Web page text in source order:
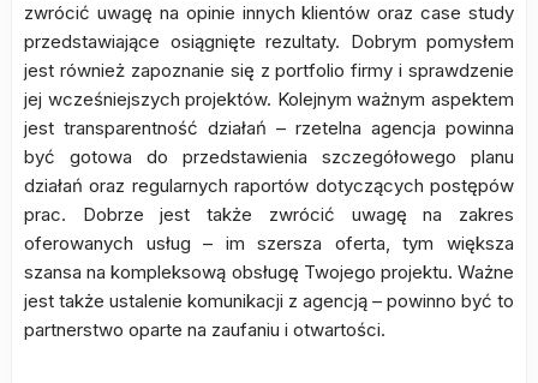
zwrócić uwagę na opinie innych klientów oraz case study
przedstawiające osiągnięte rezultaty. Dobrym pomysłem
jest również zapoznanie się z portfolio firmy i sprawdzenie
jej wcześniejszych projektów. Kolejnym ważnym aspektem
jest transparentność działań – rzetelna agencja powinna
być gotowa do przedstawienia szczegółowego planu
działań oraz regularnych raportów dotyczących postępów
prac. Dobrze jest także zwrócić uwagę na zakres
oferowanych usług – im szersza oferta, tym większa
szansa na kompleksową obsługę Twojego projektu. Ważne
jest także ustalenie komunikacji z agencją – powinno być to
partnerstwo oparte na zaufaniu i otwartości.